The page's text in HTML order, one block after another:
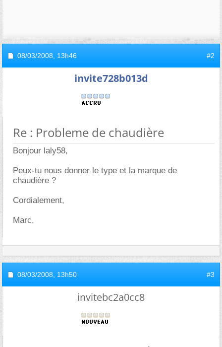
08/03/2008, 13h46 #2
invite728b013d
Re : Probleme de chaudière
Bonjour laly58,
Peux-tu nous donner le type et la marque de
chaudière ?
Cordialement,
Marc.
08/03/2008, 13h50 #3
invitebc2a0cc8